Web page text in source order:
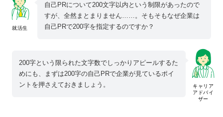
就活生
自己PRについて200文字以内という制限があったので
すが、全然まとまりません……。そもそもなぜ企業は
自己PRで200字を指定するのですか？
キャリア
アドバイ
ザー
200字という限られた文字数でしっかりアピールするた
めにも、まずは200字の自己PRで企業が見ているポイ
ントを押さえておきましょう。